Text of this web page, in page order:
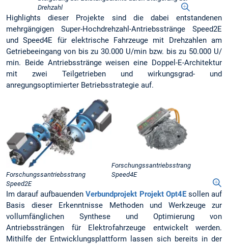
Drehzahl
Highlights dieser Projekte sind die dabei entstandenen
mehrgängigen Super-Hochdrehzahl-Antriebsstränge Speed2E
und Speed4E für elektrische Fahrzeuge mit Drehzahlen am
Getriebeeingang von bis zu 30.000 U/min bzw. bis zu 50.000 U/
min. Beide Antriebsstränge weisen eine Doppel-E-Architektur
mit zwei Teilgetrieben und wirkungsgrad- und
anregungsoptimierter Betriebsstrategie auf.
Forschungssantriebsstrang
Speed2E
Forschungssantriebsstrang
Speed4E
Im darauf aufbauendenVerbundprojekt Projekt Opt4Esollen auf
Basis dieser Erkenntnisse Methoden und Werkzeuge zur
vollumfänglichen Synthese und Optimierung von
Antriebssträngen für Elektrofahrzeuge entwickelt werden.
Mithilfe der Entwicklungsplattform lassen sich bereits in der